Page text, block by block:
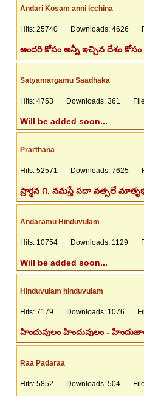
Andari Kosam anni icchina
Hits: 25740 Downloads: 4626
అందరి కోసం అన్నీ ఇచ్చిన దేశం
Satyamargamu Saadhaka
Hits: 4753 Downloads: 361
Will be added soon...
Prarthana
Hits: 52571 Downloads: 7625
ప్రార్థన ౧. నమస్తే సదా వత్సలే
Andaramu Hinduvulam
Hits: 10754 Downloads: 1129
Will be added soon...
Hinduvulam hinduvulam
Hits: 7179 Downloads: 1076
హిందువులం హిందువులం -
Raa Padaraa
Hits: 5852 Downloads: 504